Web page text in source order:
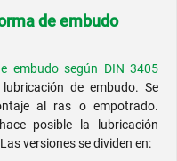
de embudo
embudo según DIN 3405
de embudo. Se
al ras o empotrado.
posible la lubricación
versiones se dividen en: